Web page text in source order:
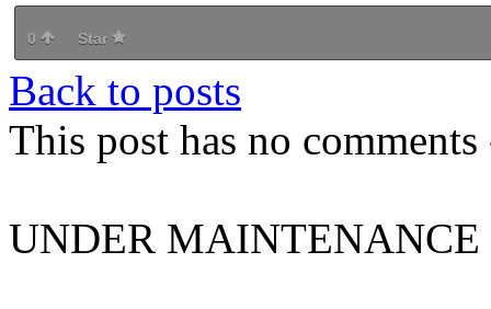
0 Star
Back to posts
This post has no
UNDER MAINTENANCE